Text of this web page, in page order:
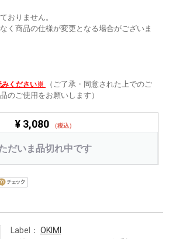
おりません。
く商品の仕様が変更となる場合がございま
みください※
（ご了承・同意された上でのご
のご使用をお願いします）
¥ 3,080 （税込）
だいま品切れ中です
Label： OKIMI